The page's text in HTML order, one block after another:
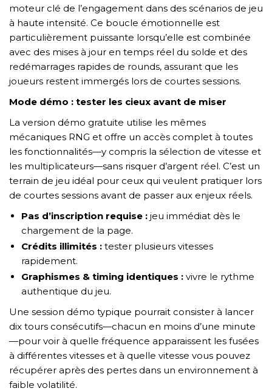
moteur clé de l’engagement dans des scénarios de jeu
à haute intensité. Ce boucle émotionnelle est
particulièrement puissante lorsqu’elle est combinée
avec des mises à jour en temps réel du solde et des
redémarrages rapides de rounds, assurant que les
joueurs restent immergés lors de courtes sessions.
Mode démo : tester les cieux avant de miser
La version démo gratuite utilise les mêmes
mécaniques RNG et offre un accès complet à toutes
les fonctionnalités—y compris la sélection de vitesse et
les multiplicateurs—sans risquer d’argent réel. C’est un
terrain de jeu idéal pour ceux qui veulent pratiquer lors
de courtes sessions avant de passer aux enjeux réels.
Pas d’inscription requise : jeu immédiat dès le
chargement de la page.
Crédits illimités : tester plusieurs vitesses
rapidement.
Graphismes & timing identiques : vivre le rythme
authentique du jeu.
Une session démo typique pourrait consister à lancer
dix tours consécutifs—chacun en moins d’une minute
—pour voir à quelle fréquence apparaissent les fusées
à différentes vitesses et à quelle vitesse vous pouvez
récupérer après des pertes dans un environnement à
faible volatilité.